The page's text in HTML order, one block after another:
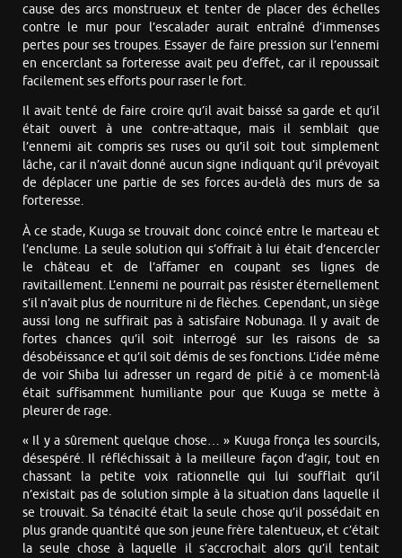
cause des arcs monstrueux et tenter de placer des échelles
contre le mur pour l’escalader aurait entraîné d’immenses
pertes pour ses troupes. Essayer de faire pression sur l’ennemi
en encerclant sa forteresse avait peu d’effet, car il repoussait
facilement ses efforts pour raser le fort.
Il avait tenté de faire croire qu’il avait baissé sa garde et qu’il
était ouvert à une contre-attaque, mais il semblait que
l’ennemi ait compris ses ruses ou qu’il soit tout simplement
lâche, car il n’avait donné aucun signe indiquant qu’il prévoyait
de déplacer une partie de ses forces au-delà des murs de sa
forteresse.
À ce stade, Kuuga se trouvait donc coincé entre le marteau et
l’enclume. La seule solution qui s’offrait à lui était d’encercler
le château et de l’affamer en coupant ses lignes de
ravitaillement. L’ennemi ne pourrait pas résister éternellement
s’il n’avait plus de nourriture ni de flèches. Cependant, un siège
aussi long ne suffirait pas à satisfaire Nobunaga. Il y avait de
fortes chances qu’il soit interrogé sur les raisons de sa
désobéissance et qu’il soit démis de ses fonctions. L’idée même
de voir Shiba lui adresser un regard de pitié à ce moment-là
était suffisamment humiliante pour que Kuuga se mette à
pleurer de rage.
« Il y a sûrement quelque chose… » Kuuga fronça les sourcils,
désespéré. Il réfléchissait à la meilleure façon d’agir, tout en
chassant la petite voix rationnelle qui lui soufflait qu’il
n’existait pas de solution simple à la situation dans laquelle il
se trouvait. Sa ténacité était la seule chose qu’il possédait en
plus grande quantité que son jeune frère talentueux, et c’était
la seule chose à laquelle il s’accrochait alors qu’il tentait